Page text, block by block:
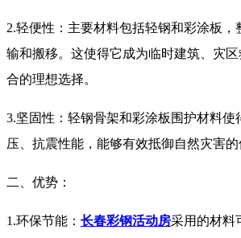
2.轻便性：主要材料包括轻钢和彩涂板，
输和搬移。这使得它成为临时建筑、灾
合的理想选择。
3.坚固性：轻钢骨架和彩涂板围护材料使
压、抗震性能，能够有效抵御自然灾害的
二、优势：
1.环保节能： 长春彩钢活动房采用的材料